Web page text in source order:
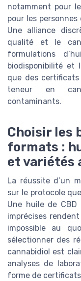
notamment pour
pour les
Une alliance
qualité et le
formulations
biodisponibilité et
que des certificats
teneur en
contaminants.
Choisir les
formats :
et variétés
La réussite d’un
sur le protocole
Une huile de CBD
imprécises
impossible au
sélectionner des
cannabidiol est
analyses de
forme de certificats